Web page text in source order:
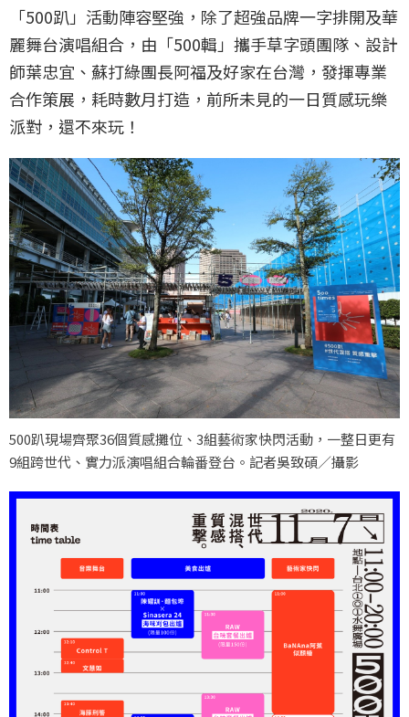
「500趴」活動陣容堅強，除了超強品牌一字排開及華
麗舞台演唱組合，由「500輯」攜手草字頭團隊、設計
師葉忠宜、蘇打綠團長阿福及好家在台灣，發揮專業
合作策展，耗時數月打造，前所未見的一日質感玩樂
派對，還不來玩！
500趴現場齊聚36個質感攤位、3組藝術家快閃活動，一整日更有
9組跨世代、實力派演唱組合輪番登台。記者吳致碩／攝影